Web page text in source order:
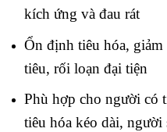
kích ứng và đau rát
Ổn định tiêu hóa,
tiêu, rối loạn đại tiện
Phù hợp cho người có
tiêu hóa kéo dài, người